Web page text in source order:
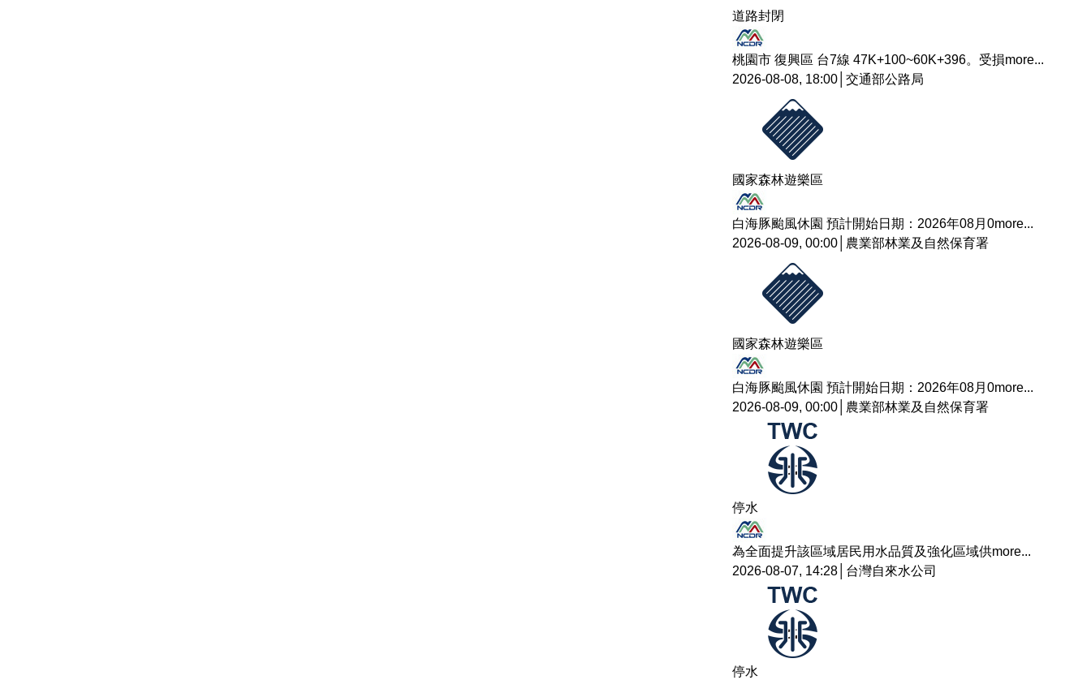
道路封閉
桃園市 復興區 台7線 47K+100~60K+396。受損more...
2026-08-08, 18:00│交通部公路局
國家森林遊樂區
白海豚颱風休園 預計開始日期：2026年08月0more...
2026-08-09, 00:00│農業部林業及自然保育署
國家森林遊樂區
白海豚颱風休園 預計開始日期：2026年08月0more...
2026-08-09, 00:00│農業部林業及自然保育署
停水
為全面提升該區域居民用水品質及強化區域供more...
2026-08-07, 14:28│台灣自來水公司
停水